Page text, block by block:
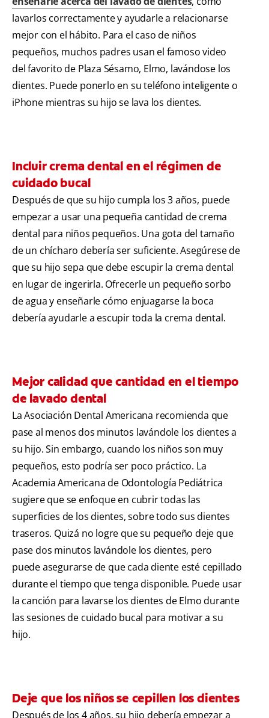
lavarlos correctamente y ayudarle a relacionarse
mejor con el hábito. Para el caso de niños
pequeños, muchos padres usan el famoso video
del favorito de Plaza Sésamo, Elmo, lavándose los
dientes. Puede ponerlo en su teléfono inteligente o
iPhone mientras su hijo se lava los dientes.
Incluir crema dental en el régimen de
cuidado bucal
Después de que su hijo cumpla los 3 años, puede
empezar a usar una pequeña cantidad de crema
dental para niños pequeños. Una gota del tamaño
de un chícharo debería ser suficiente. Asegúrese de
que su hijo sepa que debe escupir la crema dental
en lugar de ingerirla. Ofrecerle un pequeño sorbo
de agua y enseñarle cómo enjuagarse la boca
debería ayudarle a escupir toda la crema dental.
Mejor calidad que cantidad en el tiempo
de lavado dental
La Asociación Dental Americana recomienda que
pase al menos dos minutos lavándole los dientes a
su hijo. Sin embargo, cuando los niños son muy
pequeños, esto podría ser poco práctico. La
Academia Americana de Odontología Pediátrica
sugiere que se enfoque en cubrir todas las
superficies de los dientes, sobre todo sus dientes
traseros. Quizá no logre que su pequeño deje que
pase dos minutos lavándole los dientes, pero
puede asegurarse de que cada diente esté cepillado
durante el tiempo que tenga disponible. Puede usar
la canción para lavarse los dientes de Elmo durante
las sesiones de cuidado bucal para motivar a su
hijo.
Deje que los niños se cepillen los dientes
Después de los 4 años, su hijo debería empezar a